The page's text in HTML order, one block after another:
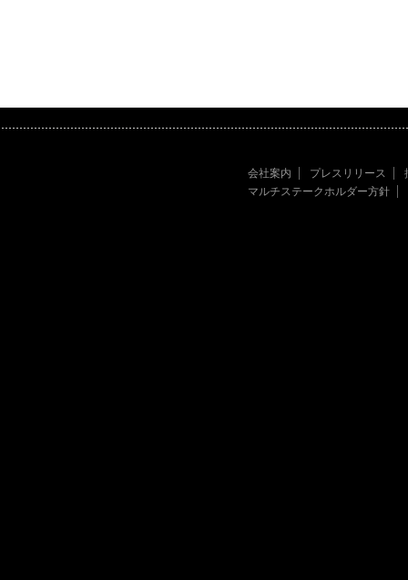
会社案内 プレスリリース
マルチステークホルダー方針